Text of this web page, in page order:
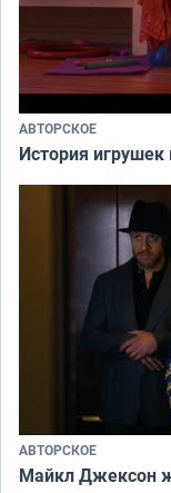
АВТОРСКОЕ
История игрушек
АВТОРСКОЕ
Майкл Джексон